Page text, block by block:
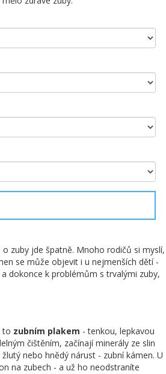
zuby jde špatně. Mnoho rodičů si myslí,
se může objevit i u nejmenších dětí -
dokonce k problémům s trvalými zuby,
to zubním plakem - tenkou, lepkavou
čištěním, začínají minerály ze slin
nebo hnědý nárust - zubní kámen. U
na zubech - a už ho neodstraníte